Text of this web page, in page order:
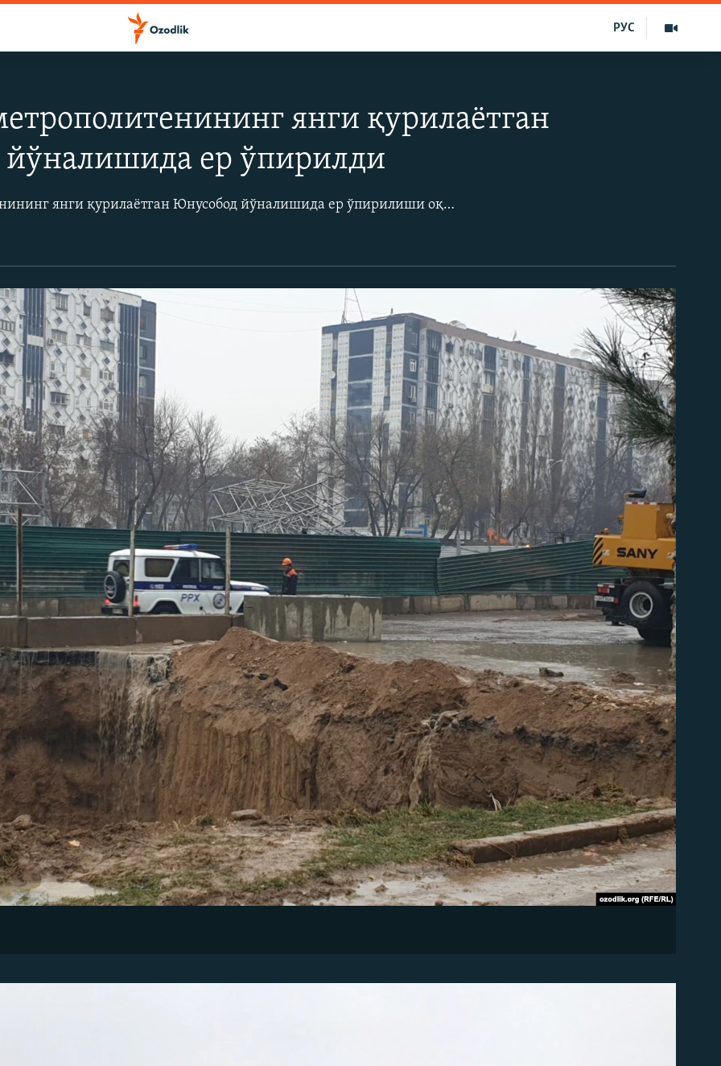
РУС
янги қурилаётган
ер ўпирилди
Тошкент метрополитенининг янги қурилаётган Юнусобод йўналишида ер ўпирилиши оқибатида жароҳатланганлар йўқ. Воқеа гувоҳи бўлган 1975 йил туғилган қашқадарёлик Б.М. ушбу ҳолатдан қаттиқ стрессга тушган. Айни пайтда унга Республика шошилинч тиббий ёрдам илмий марказида сифатли тиббий ёрдам кўрсатилмоқда. Айни вақтда ҳудудда қидирув-қутқарув ишлари олиб борилмоқда.